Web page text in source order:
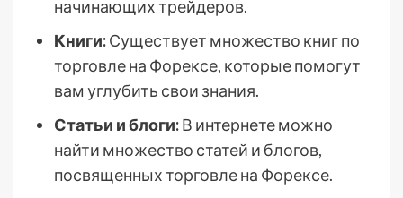
начинающих трейдеров.
Книги:Существует множество книг по
торговле на Форексе, которые помогут
вам углубить свои знания.
Статьи и блоги:В интернете можно
найти множество статей и блогов,
посвященных торговле на Форексе.